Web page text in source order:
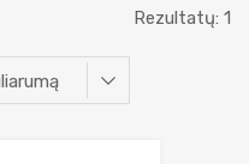
Rezultatų: 1